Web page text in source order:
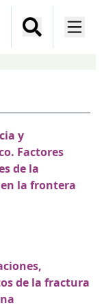
y
Factores
de la
la frontera
de la fractura